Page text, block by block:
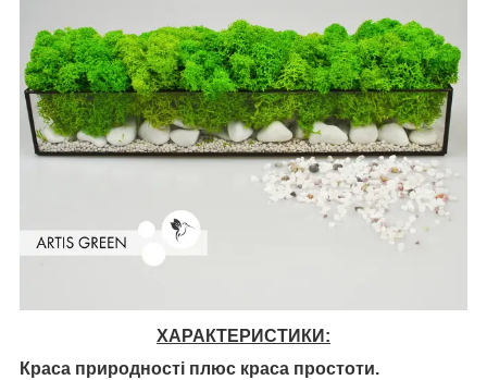
ХАРАКТЕРИСТИКИ:
Краса природності плюс краса простоти.